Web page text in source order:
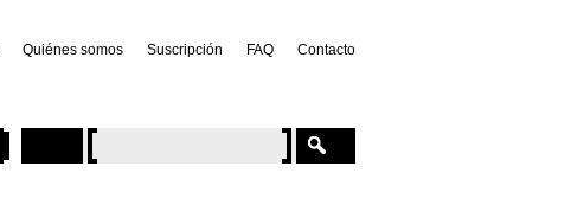
Quiénes somos Suscripción FAQ Contacto